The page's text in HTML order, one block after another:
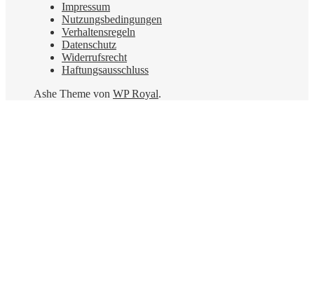
Impressum
Nutzungsbedingungen
Verhaltensregeln
Datenschutz
Widerrufsrecht
Haftungsausschluss
Ashe Theme von WP Royal.